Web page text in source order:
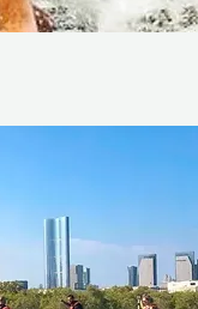
время
видах